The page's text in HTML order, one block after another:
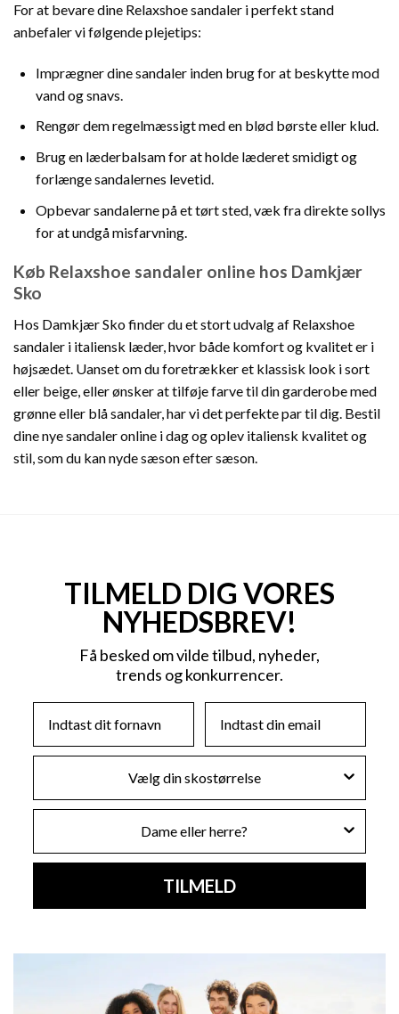
For at bevare dine Relaxshoe sandaler i perfekt stand
anbefaler vi følgende plejetips:
Imprægner dine sandaler inden brug for at beskytte mod
vand og snavs.
Rengør dem regelmæssigt med en blød børste eller klud.
Brug en læderbalsam for at holde læderet smidigt og
forlænge sandalernes levetid.
Opbevar sandalerne på et tørt sted, væk fra direkte sollys
for at undgå misfarvning.
Køb Relaxshoe sandaler online hos Damkjær
Sko
Hos Damkjær Sko finder du et stort udvalg af Relaxshoe
sandaler i italiensk læder, hvor både komfort og kvalitet er i
højsædet. Uanset om du foretrækker et klassisk look i sort
eller beige, eller ønsker at tilføje farve til din garderobe med
grønne eller blå sandaler, har vi det perfekte par til dig. Bestil
dine nye sandaler online i dag og oplev italiensk kvalitet og
stil, som du kan nyde sæson efter sæson.
TILMELD DIG VORES
NYHEDSBREV!
Få besked om vilde tilbud, nyheder,
trends og konkurrencer.
TILMELD